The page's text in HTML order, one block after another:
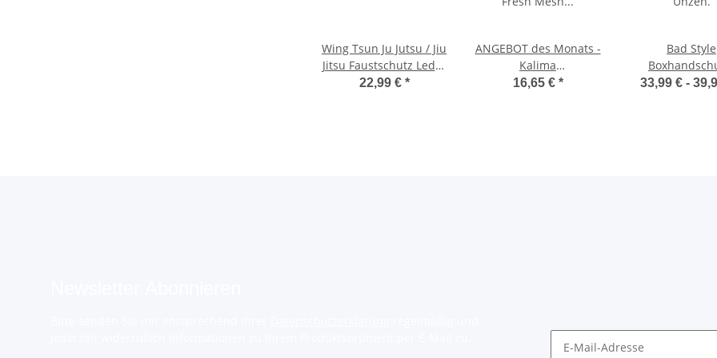
Wing Tsun Ju Jutsu / Jiu
Jitsu Faustschutz Leder
Handschuhe schwarz,
22,99 € *
ANGEBOT des Monats -
Kalima
Sandsackhandschuhe
16,65 € *
Bad Style
schwarz/blau
33,99 € -